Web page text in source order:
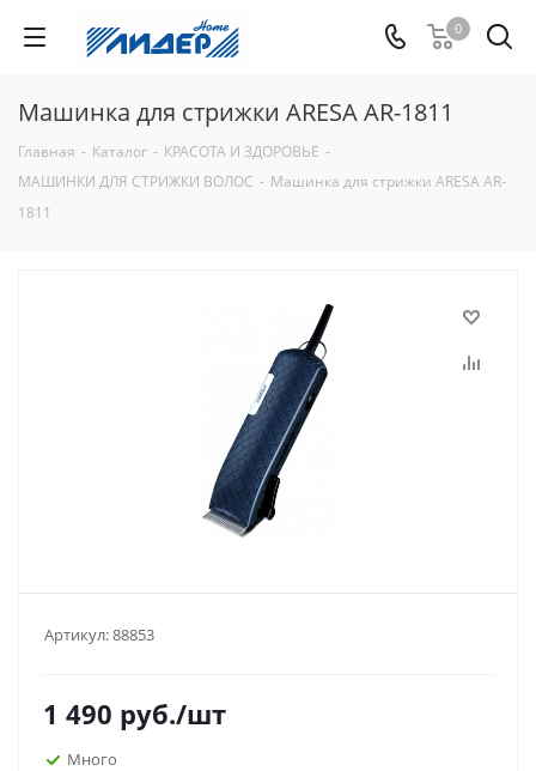
0
Машинка для стрижки ARESA AR-1811
Главная - Каталог - КРАСОТА И ЗДОРОВЬЕ -
МАШИНКИ ДЛЯ СТРИЖКИ ВОЛОС - Машинка для стрижки ARESA AR-
1811
Артикул:88853
1 490 руб./шт
Много